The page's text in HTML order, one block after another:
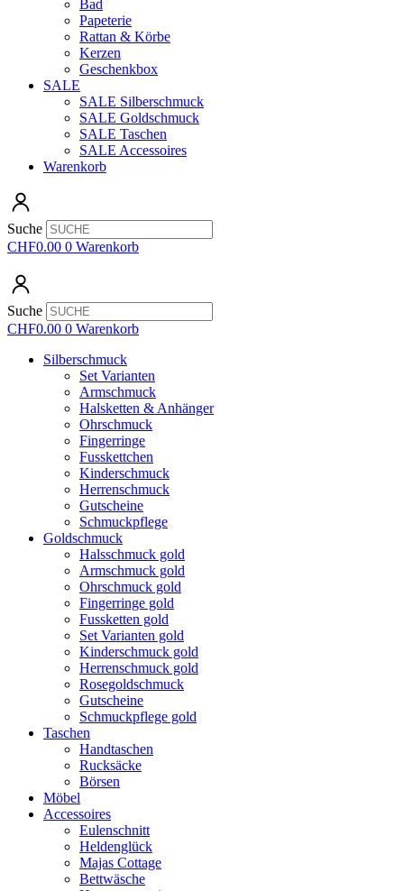
Bad
Papeterie
Rattan & Körbe
Kerzen
Geschenkbox
SALE
SALE Silberschmuck
SALE Goldschmuck
SALE Taschen
SALE Accessoires
Warenkorb
Suche
CHF0.00 0 Warenkorb
Suche
CHF0.00 0 Warenkorb
Silberschmuck
Set Varianten
Armschmuck
Halsketten & Anhänger
Ohrschmuck
Fingerringe
Fusskettchen
Kinderschmuck
Herrenschmuck
Gutscheine
Schmuckpflege
Goldschmuck
Halsschmuck gold
Armschmuck gold
Ohrschmuck gold
Fingerringe gold
Fussketten gold
Set Varianten gold
Kinderschmuck gold
Herrenschmuck gold
Rosegoldschmuck
Gutscheine
Schmuckpflege gold
Taschen
Handtaschen
Rucksäcke
Börsen
Möbel
Accessoires
Eulenschnitt
Heldenglück
Majas Cottage
Bettwäsche